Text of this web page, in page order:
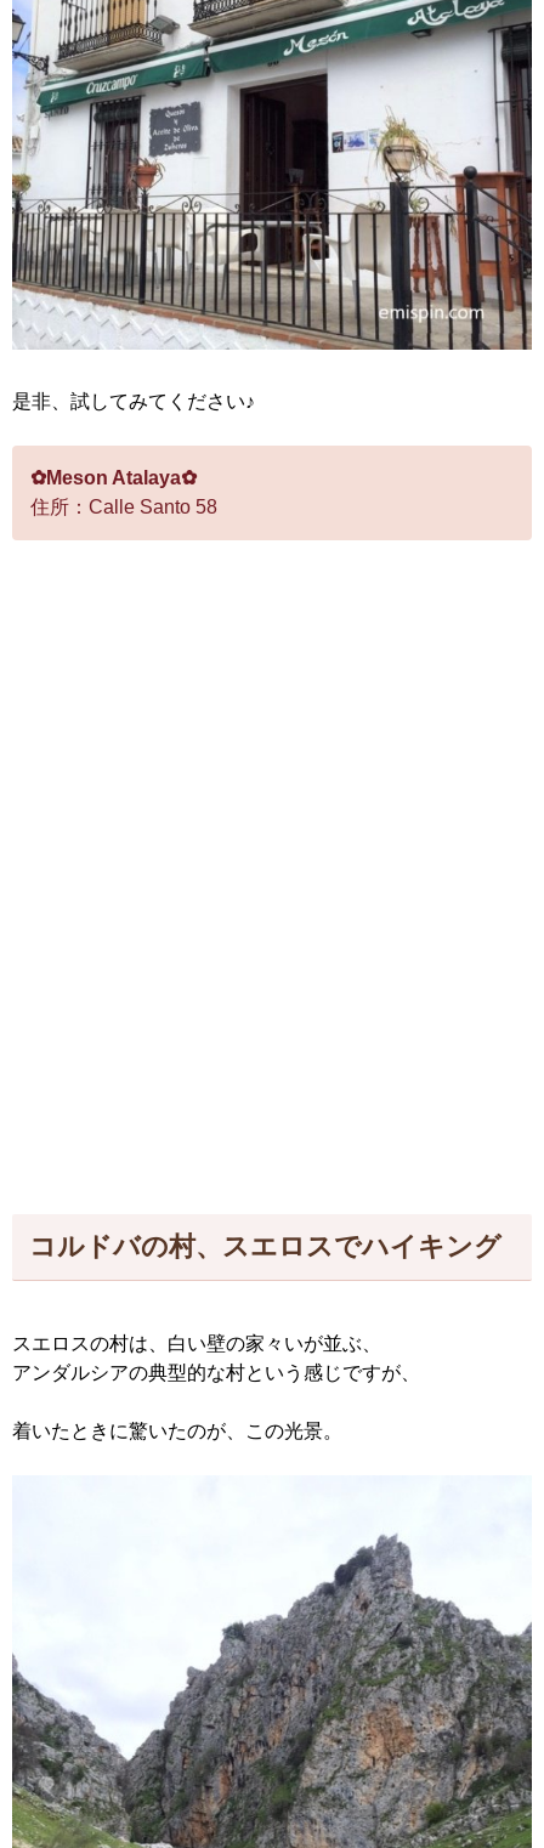
是非、試してみてください♪
✿Meson Atalaya✿
住所：Calle Santo 58
コルドバの村、スエロスでハイキング
スエロスの村は、白い壁の家々いが並ぶ、
アンダルシアの典型的な村という感じですが、
着いたときに驚いたのが、この光景。